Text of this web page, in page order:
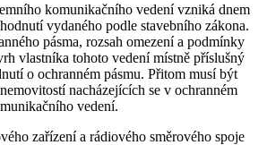
komunikačního vedení vzniká dnem
vydaného podle stavebního zákona.
pásma, rozsah omezení a podmínky
vlastníka tohoto vedení místně příslušný
o ochranném pásmu. Přitom musí být
nacházejících se v ochranném
vedení.
zařízení a rádiového směrového spoje